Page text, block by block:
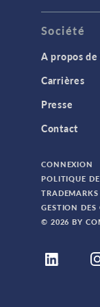
Société
A propos de
Carrières
Presse
Contact
CONNEXION
POLITIQUE
TRADEMARKS
GESTION DES
© 2026 BY